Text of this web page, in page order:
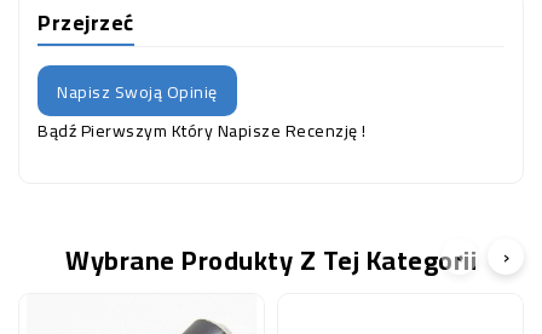
Przejrzeć
Napisz Swoją Opinię
Bądź Pierwszym Który Napisze Recenzję !
Wybrane Produkty Z Tej Kategorii
‹ ›